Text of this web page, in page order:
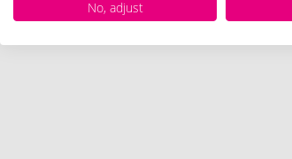
No, adjust